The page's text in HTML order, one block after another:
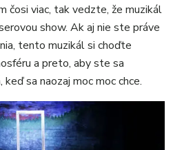
čosi viac, tak vedzte, že muzikál
show. Ak aj nie ste práve
tento muzikál si choďte
a preto, aby ste sa
sa naozaj moc moc chce.